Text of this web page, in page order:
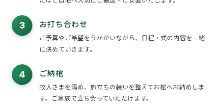
3 お打ち合わせ
ご予算やご希望をうかがいながら、日程・式の内容を一緒
に決めていきます。
4 ご納棺
故人さまを清め、旅立ちの装いを整えてお棺へお納めしま
す。ご家族で立ち会っていただけます。